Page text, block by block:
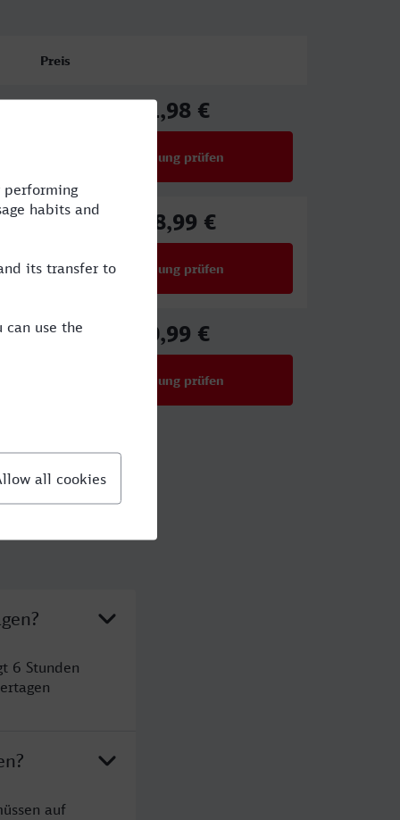
Preis
71,98 €
Verbindung prüfen
108,99 €
Verbindung prüfen
60,99 €
Verbindung prüfen
6 Stunden
auf